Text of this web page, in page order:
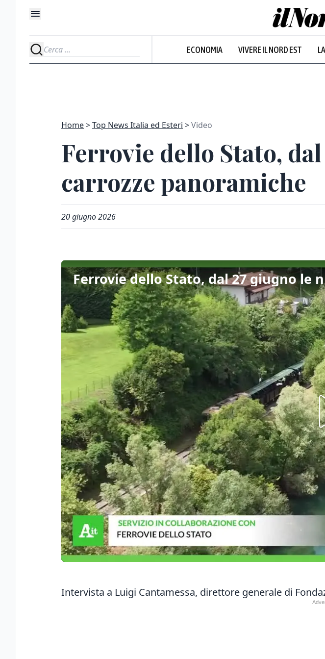
ECONOMIA VIVERE IL NORD EST
Home Top News Italia ed Esteri Video
Ferrovie dello Stato,
carrozze panoramiche
20 giugno 2026
Ferrovie dello Stato, dal 27 giugno le
Intervista a Luigi Cantamessa, direttore generale di